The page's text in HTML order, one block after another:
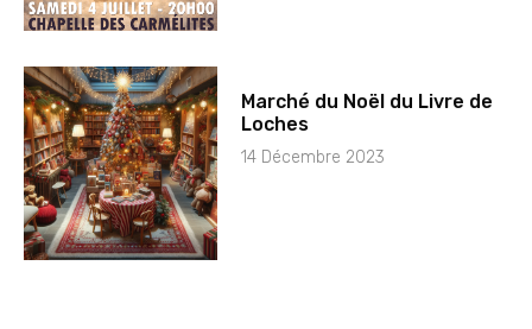
Marché du Noël du Livre de
Loches
14 Décembre 2023